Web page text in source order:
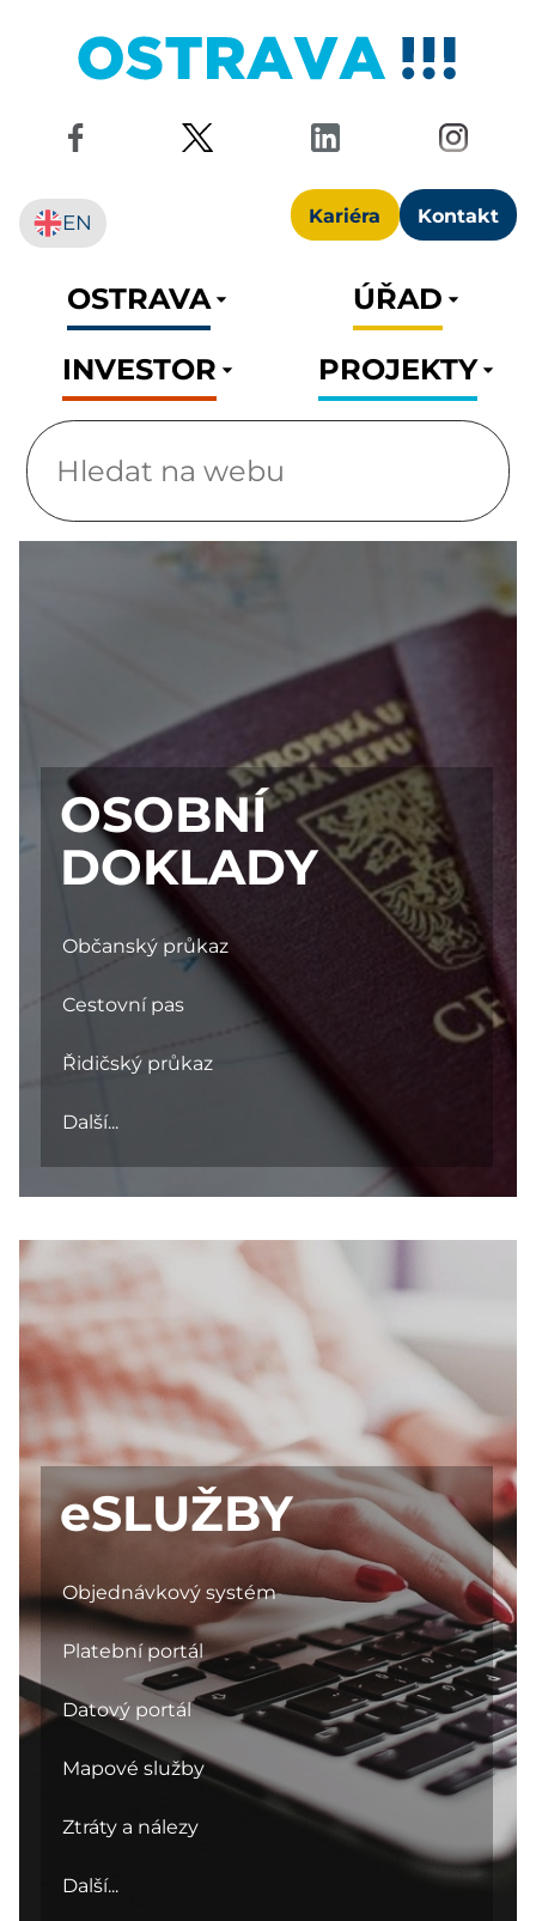
Kariéra Kontakt
EN
OSTRAVA
ÚŘAD
INVESTOR
PROJEKTY
OSOBNÍ
DOKLADY
Občanský průkaz
Cestovní pas
Řidičský průkaz
Další...
eSLUŽBY
Objednávkový systém
Platební portál
Datový portál
Mapové služby
Ztráty a nálezy
Další...